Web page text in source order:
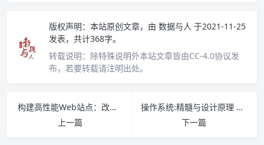
版权声明： 本站原创文章，由 数据与人 于2021-11-25
发表，共计368字。
转载说明： 除特殊说明外本站文章皆由CC-4.0协议发
布，若要转载请注明出处。
构建高性能Web站点：改善性能和扩展规模的具体做法pdf下载
上一篇
操作系统:精髓与设计原理 PDF下载
下一篇